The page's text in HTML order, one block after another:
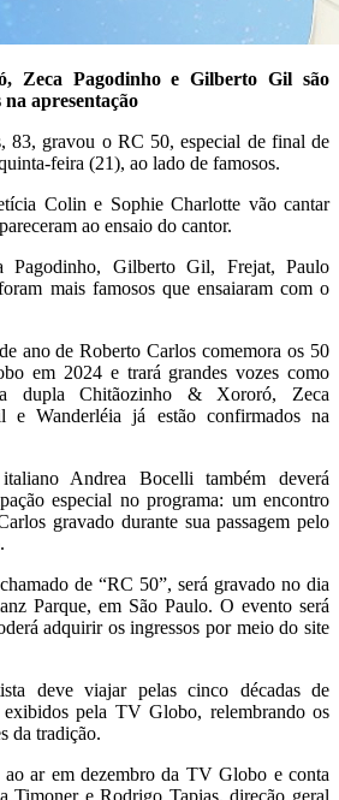
Zeca Pagodinho e Gilberto Gil são
apresentação
83, gravou o RC 50, especial de final de
feira (21), ao lado de famosos.
Colin e Sophie Charlotte vão cantar
ao ensaio do cantor.
Pagodinho, Gilberto Gil, Frejat, Paulo
mais famosos que ensaiaram com o
ano de Roberto Carlos comemora os 50
em 2024 e trará grandes vozes como
a dupla Chitãozinho & Xororó, Zeca
e Wanderléia já estão confirmados na
Andrea Bocelli também deverá
especial no programa: um encontro
gravado durante sua passagem pelo
de “RC 50”, será gravado no dia
Parque, em São Paulo. O evento será
adquirir os ingressos por meio do site
deve viajar pelas cinco décadas de
pela TV Globo, relembrando os
da tradição.
ar em dezembro da TV Globo e conta
Timoner e Rodrigo Tapias, direção geral